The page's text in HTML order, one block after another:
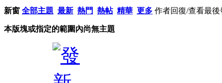
新窗 全部主題 最新 熱門 熱帖 精華 更多 作者回復/查看最後
本版塊或指定的範圍內尚無主題